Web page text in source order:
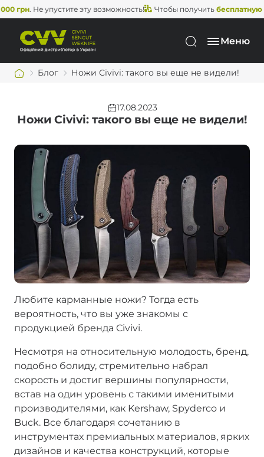
эту возможность! Чтобы получитьбесплатную доставку, вам
Меню
Блог Ножи Civivi: такого вы еще не видели!
17.08.2023
Ножи Civivi: такого вы еще не видели!
Любите карманные ножи? Тогда есть
вероятность, что вы уже знакомы с
продукцией бренда Civivi.
Несмотря на относительную молодость, бренд,
подобно болиду, стремительно набрал
скорость и достиг вершины популярности,
встав на один уровень с такими именитыми
производителями, как Kershaw, Spyderco и
Buck. Все благодаря сочетанию в
инструментах премиальных материалов, ярких
дизайнов и качества конструкций, которые